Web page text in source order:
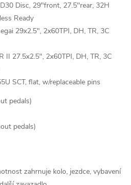
Disc, 29"front, 27.5"rear, 32H
Ready
29x2.5", 2x60TPI, DH, TR, 3C
II 27.5x2.5", 2x60TPI, DH, TR, 3C
SCT, flat, w/replaceable pins
pedals)
pedals)
zahrnuje kolo, jezdce, vybavení